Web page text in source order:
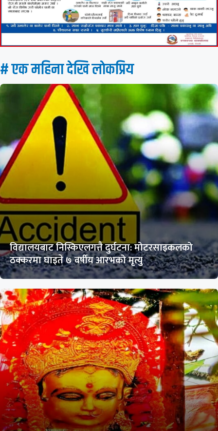
# एक महिना देखि लाेकप्रिय
विद्यालयबाट निस्किएलगत्तै दुर्घटना: मोटरसाइकलको
ठक्करमा घाइते ७ वर्षीय आरभको मृत्यु